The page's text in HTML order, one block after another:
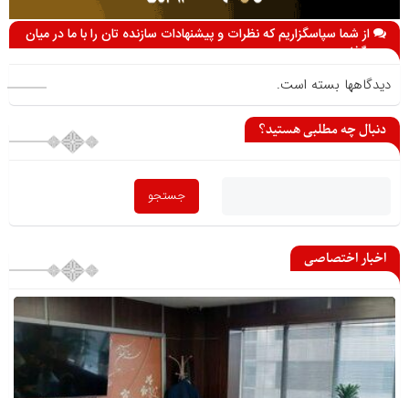
از شما سپاسگزاریم که نظرات و پیشنهادات سازنده تان را با ما در میان
می گذارید
دیدگاهها بسته است.
دنبال چه مطلبی هستید؟
اخبار اختصاصی